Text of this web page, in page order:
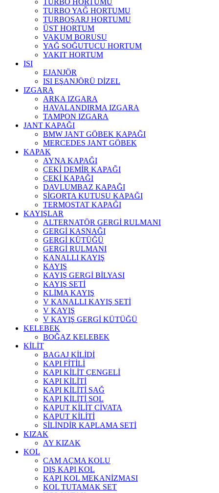
TURBO HORTUMU
TURBO YAĞ HORTUMU
TURBOŞARJ HORTUMU
ÜST HORTUM
VAKUM BORUSU
YAĞ SOĞUTUCU HORTUM
YAKIT HORTUM
ISI
EJANJÖR
ISI EŞANJÖRÜ DİZEL
IZGARA
ARKA IZGARA
HAVALANDIRMA IZGARA
TAMPON IZGARA
JANT KAPAĞI
BMW JANT GÖBEK KAPAĞI
MERCEDES JANT GÖBEK
KAPAK
AYNA KAPAĞI
ÇEKİ DEMİR KAPAĞI
ÇEKİ KAPAĞI
DAVLUMBAZ KAPAĞI
SİGORTA KUTUSU KAPAĞI
TERMOSTAT KAPAĞI
KAYIŞLAR
ALTERNATÖR GERGİ RULMANI
GERGİ KASNAĞI
GERGİ KÜTÜĞÜ
GERGİ RULMANI
KANALLI KAYIŞ
KAYIŞ
KAYIŞ GERGİ BİLYASI
KAYIŞ SETİ
KLİMA KAYIŞ
V KANALLI KAYIŞ SETİ
V KAYIŞ
V KAYIŞ GERGİ KÜTÜĞÜ
KELEBEK
BOĞAZ KELEBEK
KİLİT
BAGAJ KİLİDİ
KAPI FİTİLİ
KAPI KİLİT ÇENGELİ
KAPI KİLİTİ
KAPI KİLİTİ SAĞ
KAPI KİLİTİ SOL
KAPUT KİLİT CİVATA
KAPUT KİLİTİ
SİLİNDİR KAPLAMA SETİ
KIZAK
AY KIZAK
KOL
CAM AÇMA KOLU
DIŞ KAPI KOL
KAPI KOL MEKANİZMASI
KOL TUTAMAK SET